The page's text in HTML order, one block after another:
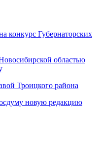
конкурс Губернаторских
областью
Троицкого района
новую редакцию